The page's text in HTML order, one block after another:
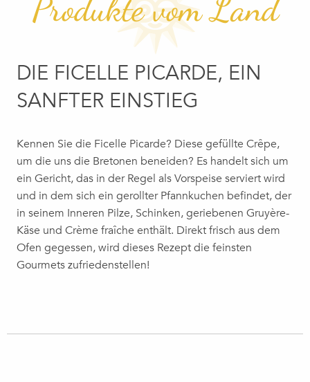
Produkte vom Land
DIE FICELLE PICARDE, EIN
SANFTER EINSTIEG
Kennen Sie die Ficelle Picarde? Diese gefüllte Crêpe,
um die uns die Bretonen beneiden? Es handelt sich um
ein Gericht, das in der Regel als Vorspeise serviert wird
und in dem sich ein gerollter Pfannkuchen befindet, der
in seinem Inneren Pilze, Schinken, geriebenen Gruyère-
Käse und Crème fraîche enthält. Direkt frisch aus dem
Ofen gegessen, wird dieses Rezept die feinsten
Gourmets zufriedenstellen!